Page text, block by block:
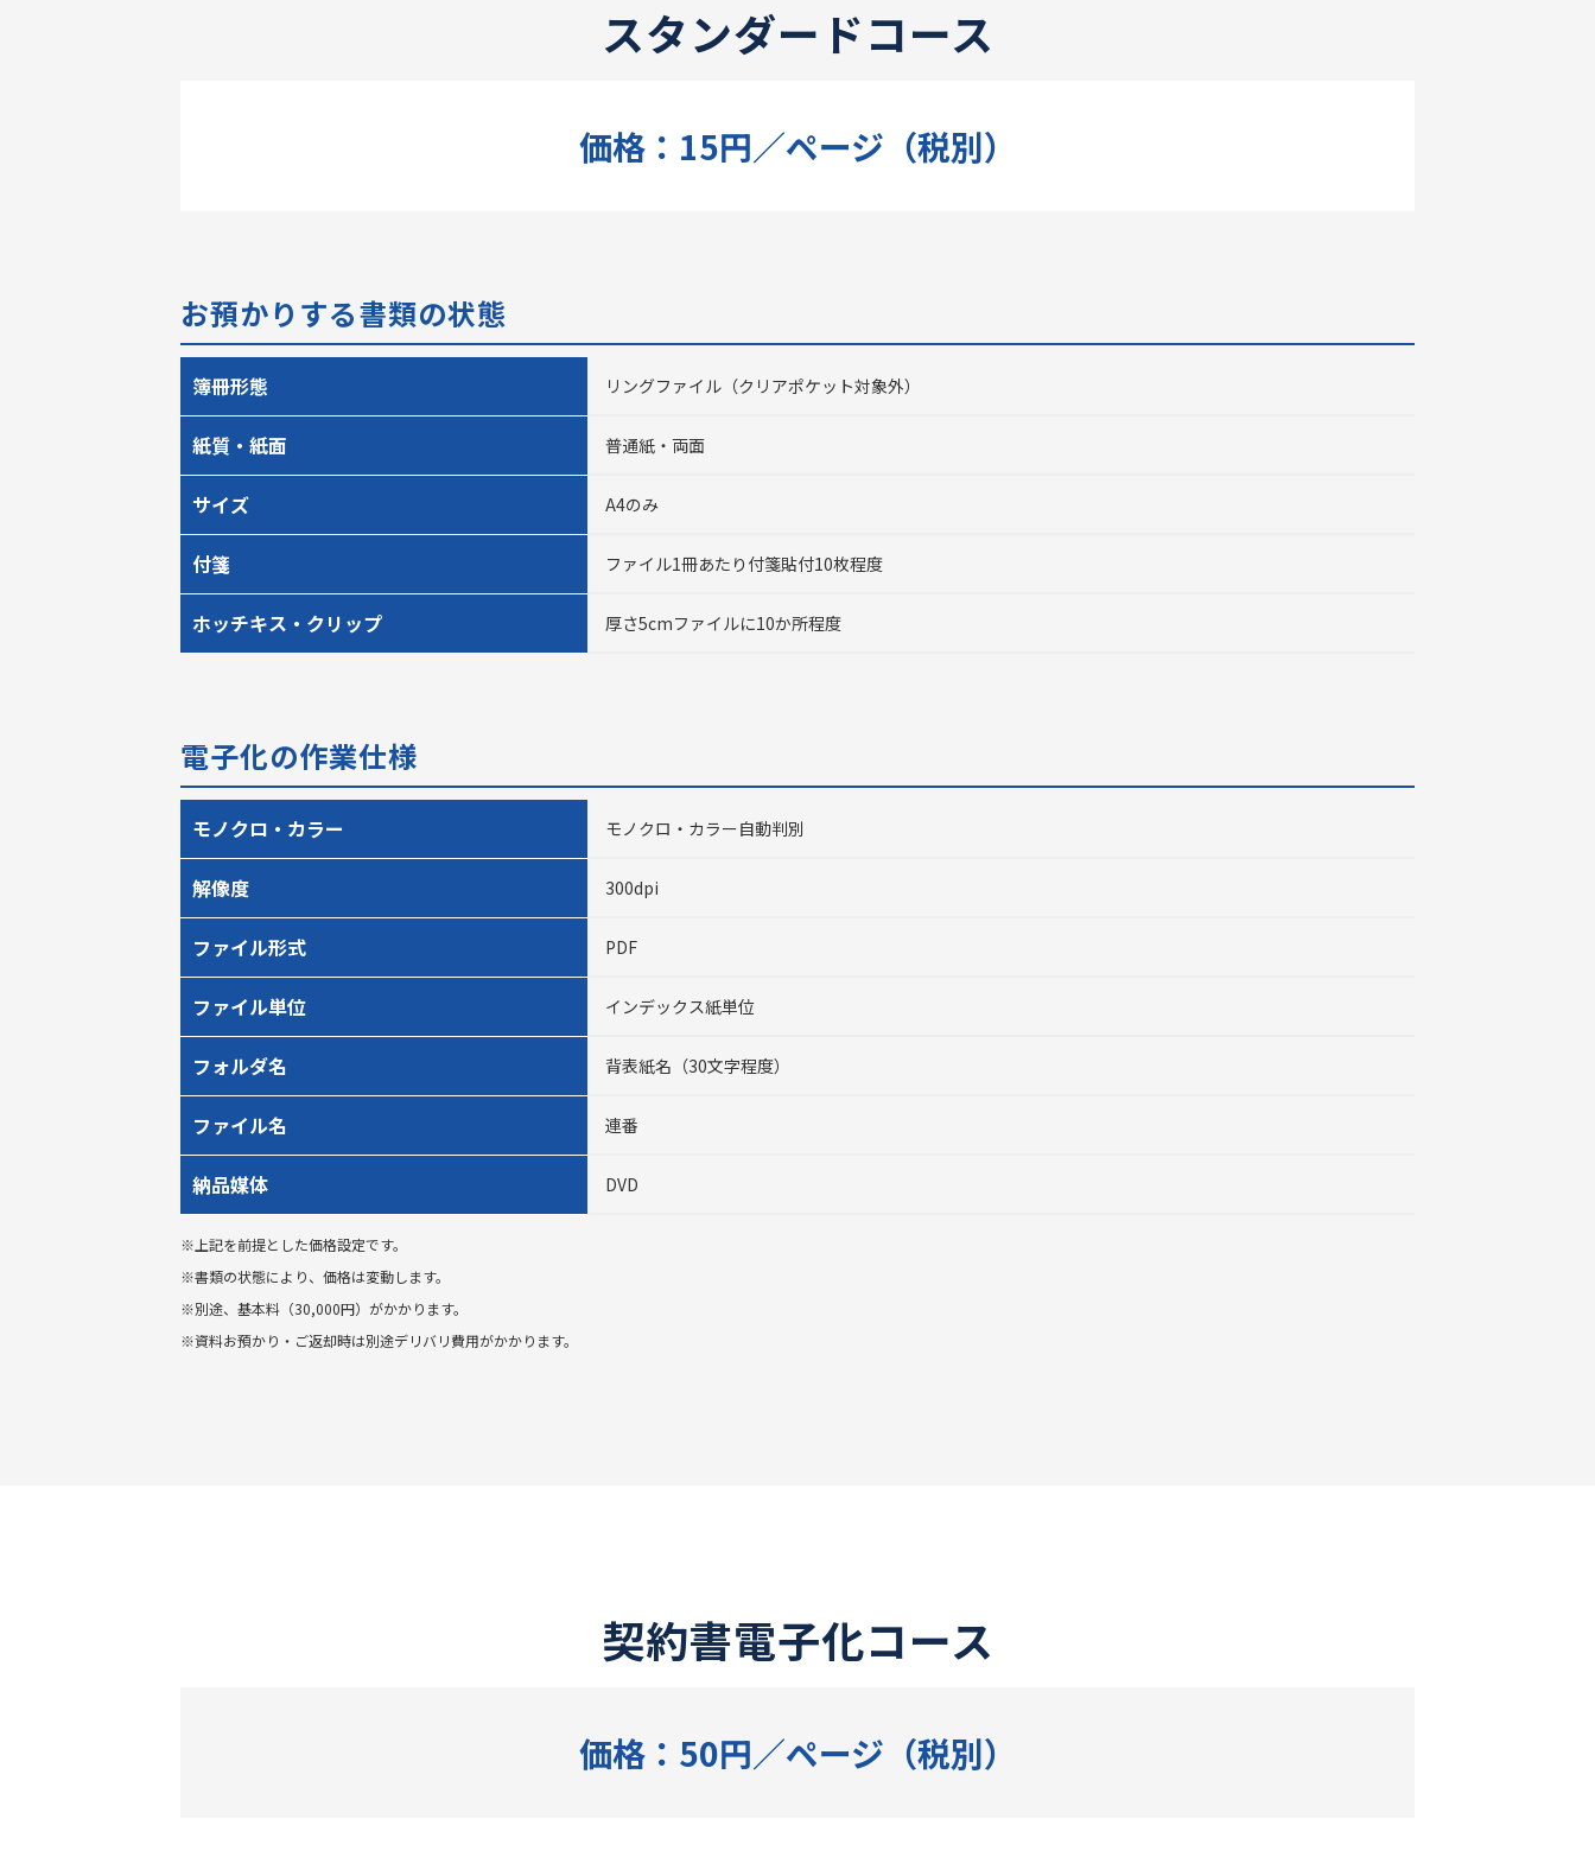
スタンダードコース
価格：15円／ページ（税別）
お預かりする書類の状態
簿冊形態 リングファイル（クリアポケット対象外）
紙質・紙面 普通紙・両面
サイズ A4のみ
付箋 ファイル1冊あたり付箋貼付10枚程度
ホッチキス・クリップ 厚さ5cmファイルに10か所程度
電子化の作業仕様
モノクロ・カラー モノクロ・カラー自動判別
解像度 300dpi
ファイル形式 PDF
ファイル単位 インデックス紙単位
フォルダ名 背表紙名（30文字程度）
ファイル名 連番
納品媒体 DVD
※上記を前提とした価格設定です。
※書類の状態により、価格は変動します。
※別途、基本料（30,000円）がかかります。
※資料お預かり・ご返却時は別途デリバリ費用がかかります。
契約書電子化コース
価格：50円／ページ（税別）